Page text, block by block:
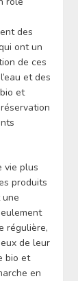
des
ont un
de ces
et des
et
vie plus
produits
régulière,
de leur
bio et
en